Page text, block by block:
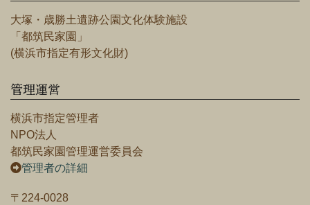
大塚・歳勝土遺跡公園文化体験施設
「都筑民家園」
(横浜市指定有形文化財)
管理運営
横浜市指定管理者
NPO法人
都筑民家園管理運営委員会
管理者の詳細
〒224-0028